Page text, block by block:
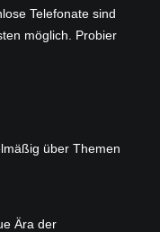
Telefonate sind
möglich. Probier
über Themen
Ära der